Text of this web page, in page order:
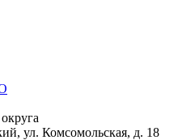
ул. Комсомольская, д. 18